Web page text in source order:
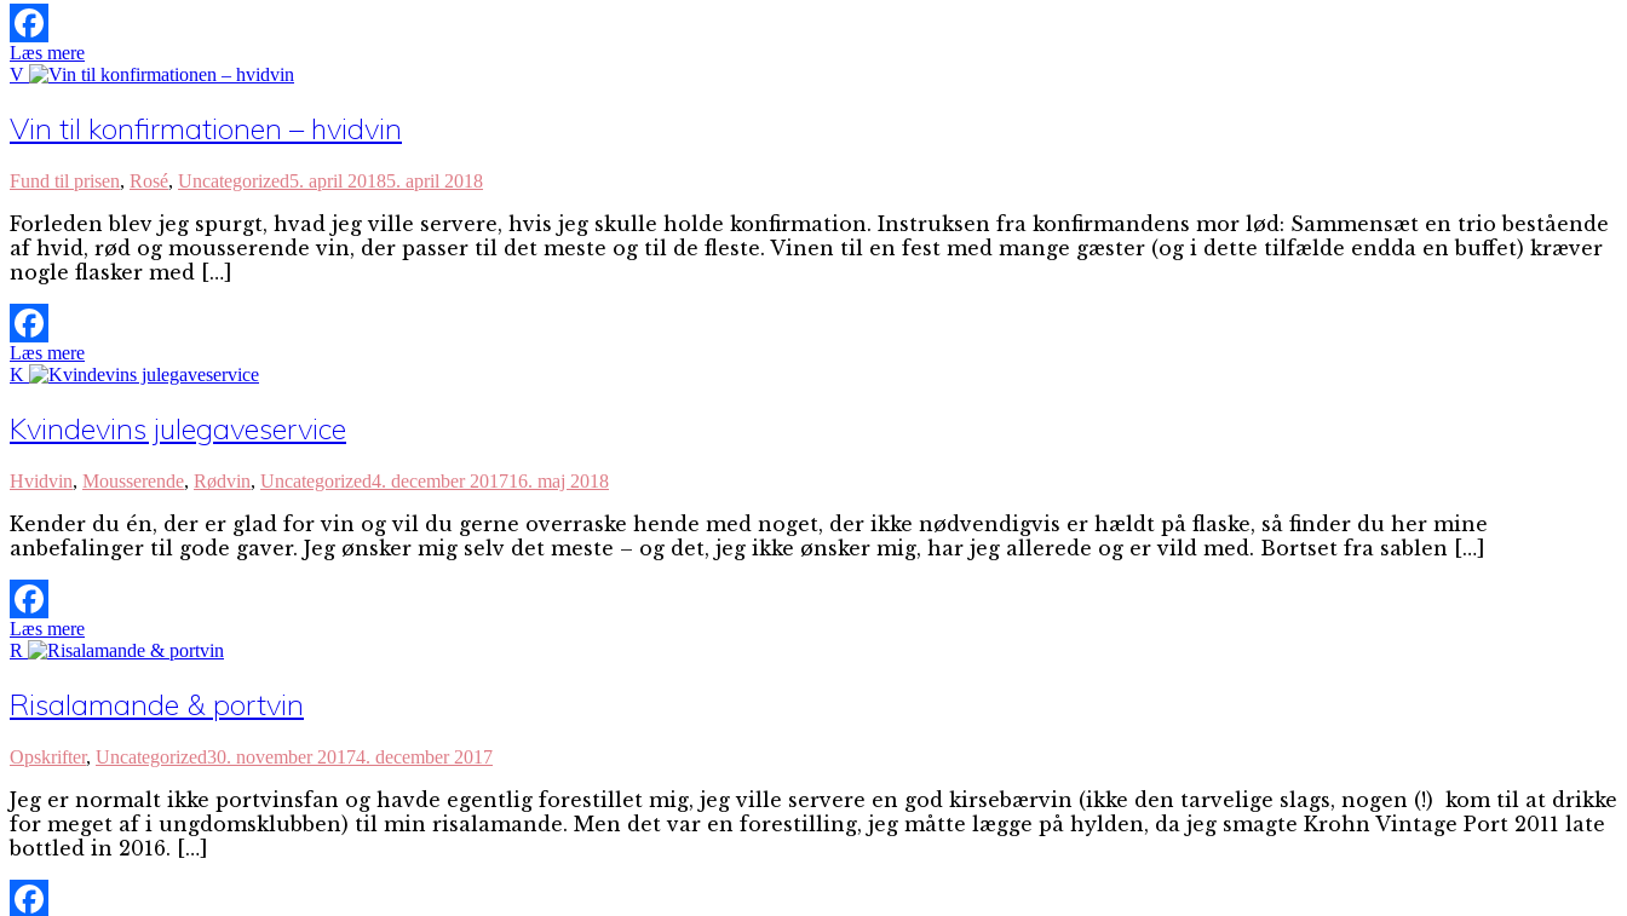
Facebook
Læs mere
V
Vin til konfirmationen – hvidvin
Fund til prisen, Rosé, Uncategorized5. april 20185. april 2018
Forleden blev jeg spurgt, hvad jeg ville servere, hvis jeg skulle holde konfirmation. Instruksen fra konfirmandens mor lød: Sammensæt en trio bestående
af hvid, rød og mousserende vin, der passer til det meste og til de fleste. Vinen til en fest med mange gæster (og i dette tilfælde endda en buffet) kræver
nogle flasker med […]
Facebook
Læs mere
K
Kvindevins julegaveservice
Hvidvin, Mousserende, Rødvin, Uncategorized4. december 201716. maj 2018
Kender du én, der er glad for vin og vil du gerne overraske hende med noget, der ikke nødvendigvis er hældt på flaske, så finder du her mine
anbefalinger til gode gaver. Jeg ønsker mig selv det meste – og det, jeg ikke ønsker mig, har jeg allerede og er vild med. Bortset fra sablen […]
Facebook
Læs mere
R
Risalamande & portvin
Opskrifter, Uncategorized30. november 20174. december 2017
Jeg er normalt ikke portvinsfan og havde egentlig forestillet mig, jeg ville servere en god kirsebærvin (ikke den tarvelige slags, nogen (!) kom til at drikke
for meget af i ungdomsklubben) til min risalamande. Men det var en forestilling, jeg måtte lægge på hylden, da jeg smagte Krohn Vintage Port 2011 late
bottled in 2016. […]